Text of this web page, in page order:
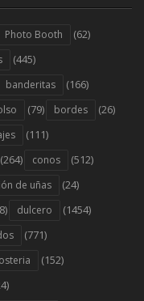
Photo Booth (62)
(445)
banderitas (166)
(79) bordes (26)
(111)
(264) conos (512)
de uñas (24)
dulcero (1454)
(771)
(152)